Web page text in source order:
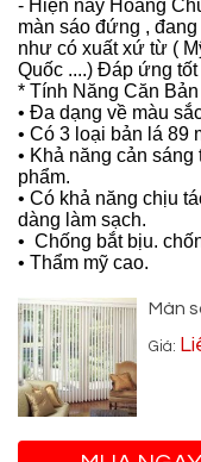
- Hiện nay Hoàng
màn sáo đứng ,
như có xuất xứ từ (
Quốc ....) Đáp ứng
* Tính Năng Căn
• Đa dạng về màu
• Có 3 loại bản lá 89
• Khả năng cản
phẩm.
• Có khả năng chịu
dàng làm sạch.
• Chống bắt bịu.
• Thẩm mỹ cao.
Màn
Giá: